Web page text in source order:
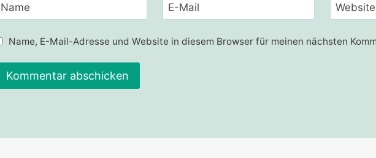
Name E-Mail Website
Name, E-Mail-Adresse und Website in diesem Browser für meinen nächsten